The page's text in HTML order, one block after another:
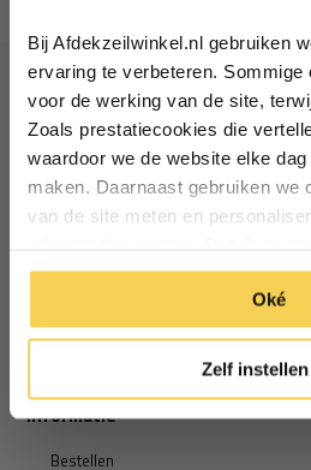
Bij Afdekzeilwinkel.nl gebruiken
ervaring te verbeteren.
voor de werking van de site,
Zoals prestatiecookies die
waardoor we de website elke
maken. Daarnaast gebruiken we
van de site meten en
manier. Klik op 'Oké' om alle
klik op ‘alleen essentiele’ als je
cookies.
Oké
Zelf instellen
Ontvang €5
Schrijf je in voor de nieuwsbrief en
Email
Informatie
Bestellen
Vul je e-mailadres in‍⁪⁪
Particulier Zakelijk
*Geldig bij minimale besteding vanaf €75